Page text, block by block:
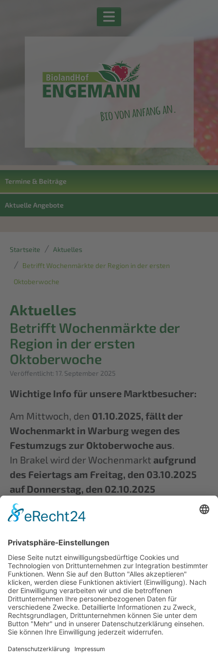
Termine & Beiträge
Aktuelle Angebote
Startseite
Aktuelles
Betrifft Wochenmärkte der Region in der ersten
Oktoberwoche
Aktuelles
Betrifft Wochenmärkte der
Region in der ersten
Oktoberwoche
Details
Veröffentlicht: 17. September 2025
Wichtige Info für unsere Marktbesucher:
Am Mittwoch, den 01.10.2025, fällt der
Wochenmarkt in Warburg wegen des
Festumzugs zur Oktoberwoche aus
In Brakel wird der Wochenmarkt aufgrund
des Feiertags am Freitag, den 03.10.2025
auf Donnerstag, den 02.10.2025
vorverlegt
Terminänderungen bei Ihrer
Einkaufsplanung. Wir bedanken uns für Ihr
Verständnis.